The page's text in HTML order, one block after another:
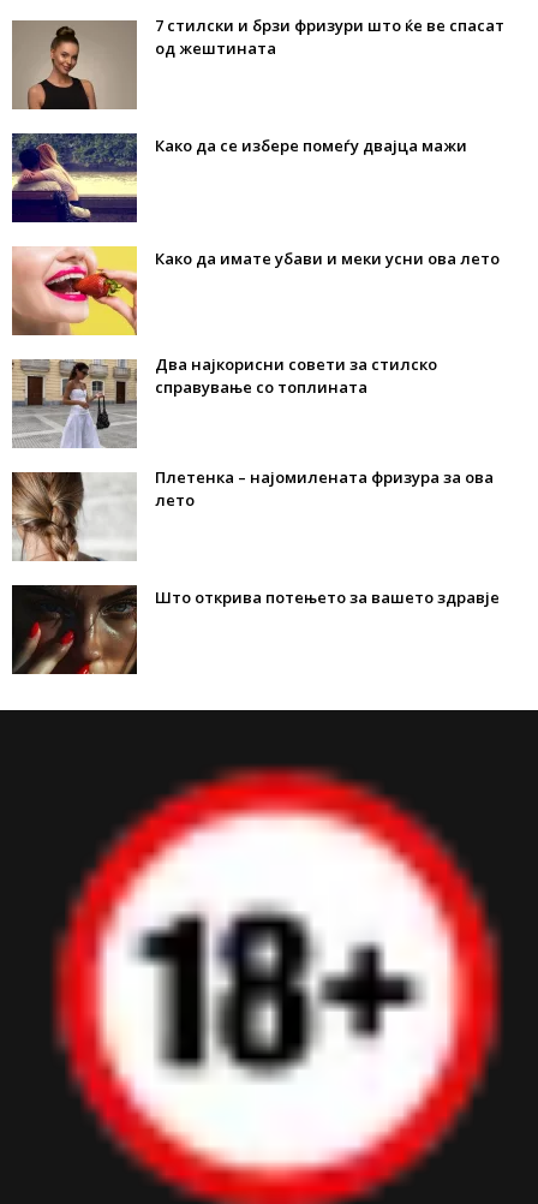
7 стилски и брзи фризури што ќе ве спасат
од жештината
Како да се избере помеѓу двајца мажи
Како да имате убави и меки усни ова лето
Два најкорисни совети за стилско
справување со топлината
Плетенка – најомилената фризура за ова
лето
Што открива потењето за вашето здравје